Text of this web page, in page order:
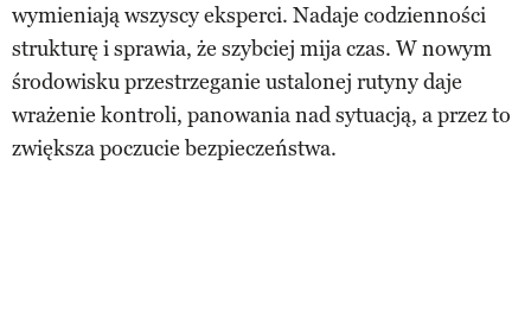
wymieniają wszyscy eksperci. Nadaje codzienności
strukturę i sprawia, że szybciej mija czas. W nowym
środowisku przestrzeganie ustalonej rutyny daje
wrażenie kontroli, panowania nad sytuacją, a przez to
zwiększa poczucie bezpieczeństwa.